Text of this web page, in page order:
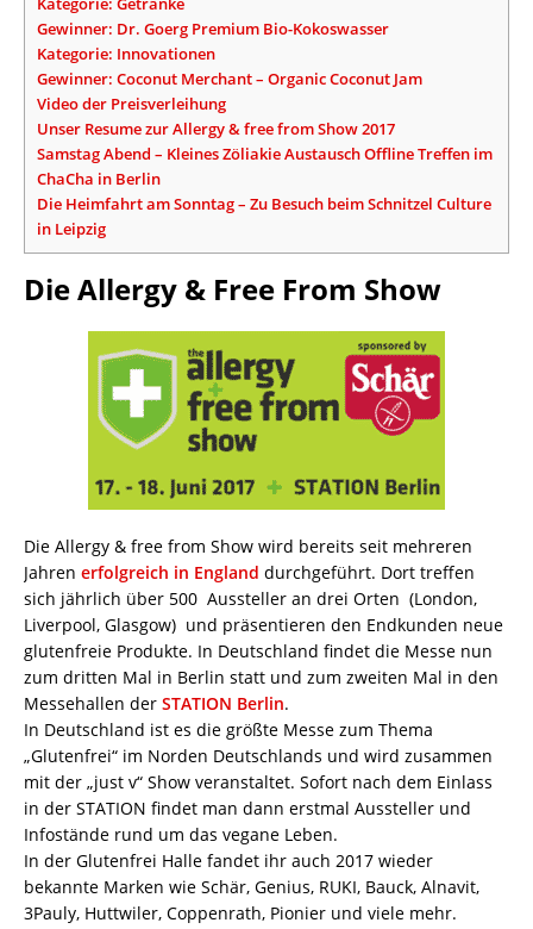
Gewinner: Dr. Goerg Premium Bio-Kokoswasser
Kategorie: Innovationen
Gewinner: Coconut Merchant – Organic Coconut Jam
Video der Preisverleihung
Unser Resume zur Allergy & free from Show 2017
Samstag Abend – Kleines Zöliakie Austausch Offline Treffen im
ChaCha in Berlin
Die Heimfahrt am Sonntag – Zu Besuch beim Schnitzel Culture
in Leipzig
Die Allergy & Free From Show
Die Allergy & free from Show wird bereits seit mehreren
Jahren erfolgreich in England durchgeführt. Dort treffen
sich jährlich über 500 Aussteller an drei Orten (London,
Liverpool, Glasgow) und präsentieren den Endkunden neue
glutenfreie Produkte. In Deutschland findet die Messe nun
zum dritten Mal in Berlin statt und zum zweiten Mal in den
Messehallen der STATION Berlin.
In Deutschland ist es die größte Messe zum Thema
„Glutenfrei“ im Norden Deutschlands und wird zusammen
mit der „just v“ Show veranstaltet. Sofort nach dem Einlass
in der STATION findet man dann erstmal Aussteller und
Infostände rund um das vegane Leben.
In der Glutenfrei Halle fandet ihr auch 2017 wieder
bekannte Marken wie Schär, Genius, RUKI, Bauck, Alnavit,
3Pauly, Huttwiler, Coppenrath, Pionier und viele mehr.